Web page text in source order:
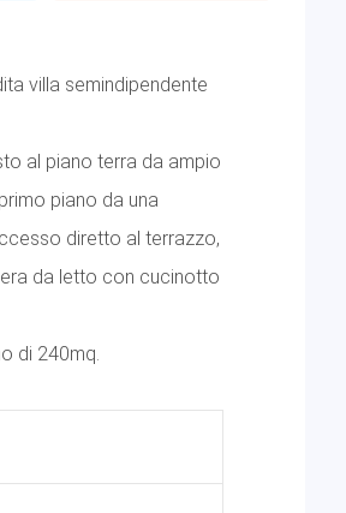
villa semindipendente
al piano terra da ampio
piano da una
diretto al terrazzo,
da letto con cucinotto
di 240mq.